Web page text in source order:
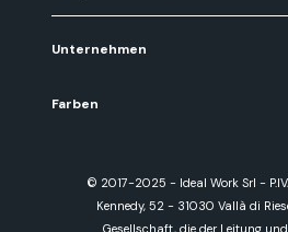
Unternehmen
Farben
© 2017-2025 - Ideal Work Srl -
Kennedy, 52 - 31030 Vallà di
Gesellschaft, die der Leitung